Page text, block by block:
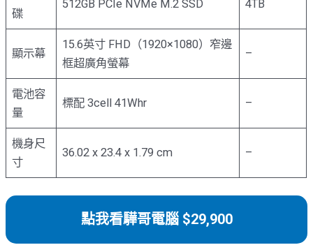
碟
512GB PCIe NVMe M.2 SSD 4TB
顯示幕
15.6英寸 FHD（1920×1080）窄邊
框超廣角螢幕
–
電池容
量
標配 3cell 41Whr –
機身尺
寸
36.02 x 23.4 x 1.79 cm –
點我看驊哥電腦 $29,900